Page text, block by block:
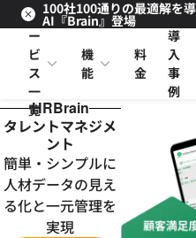
100社100通りの最適解を
AI『Brain』登場
サ
ー
ビ
ス
一
覧
機
能
料
金
導
入
事
例
HRBrain
タレントマネジメ
ント
簡単・シンプルに
人材データの見え
る化と一元管理を
実現